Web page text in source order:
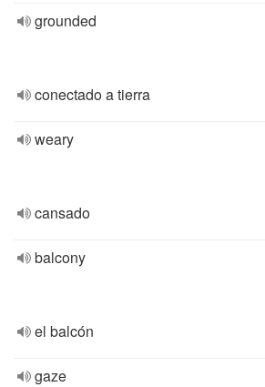
grounded
conectado a tierra
weary
cansado
balcony
el balcón
gaze